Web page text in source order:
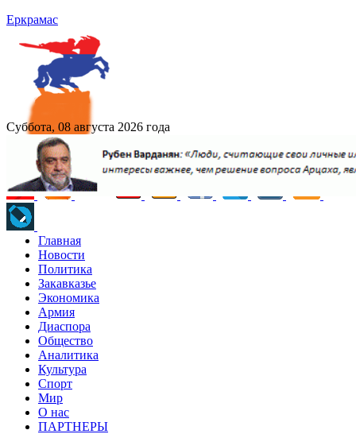
Еркрамас
Суббота, 08 августа 2026 года
Главная
Новости
Политика
Закавказье
Экономика
Армия
Диаспора
Общество
Аналитика
Культура
Спорт
Мир
О нас
ПАРТНЕРЫ